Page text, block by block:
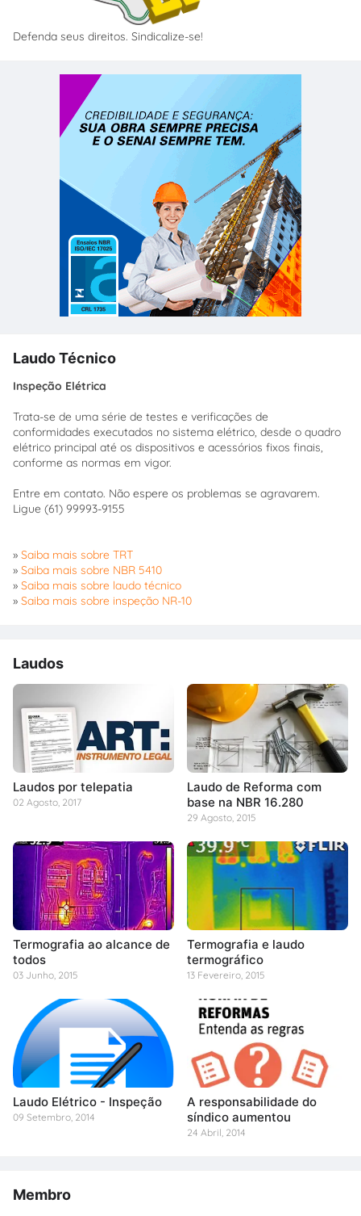
Defenda seus direitos. Sindicalize-se!
Laudo Técnico
Inspeção Elétrica
Trata-se de uma série de testes e verificações de
conformidades executados no sistema elétrico, desde o quadro
elétrico principal até os dispositivos e acessórios fixos finais,
conforme as normas em vigor.
Entre em contato. Não espere os problemas se agravarem.
Ligue (61) 99993-9155
» Saiba mais sobre TRT
» Saiba mais sobre NBR 5410
» Saiba mais sobre laudo técnico
» Saiba mais sobre inspeção NR-10
Laudos
Laudos por telepatia
02 Agosto, 2017
Laudo de Reforma com
base na NBR 16.280
29 Agosto, 2015
Termografia ao alcance de
todos
03 Junho, 2015
Termografia e laudo
termográfico
13 Fevereiro, 2015
Laudo Elétrico - Inspeção
09 Setembro, 2014
A responsabilidade do
síndico aumentou
24 Abril, 2014
Membro